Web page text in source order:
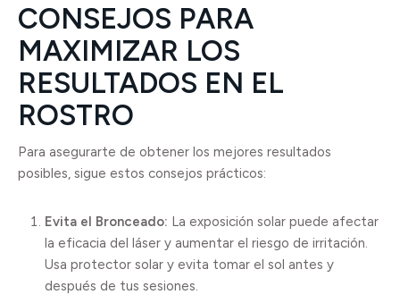
CONSEJOS PARA
MAXIMIZAR LOS
RESULTADOS EN EL
ROSTRO
Para asegurarte de obtener los mejores resultados
posibles, sigue estos consejos prácticos:
Evita el Bronceado: La exposición solar puede afectar
la eficacia del láser y aumentar el riesgo de irritación.
Usa protector solar y evita tomar el sol antes y
después de tus sesiones.